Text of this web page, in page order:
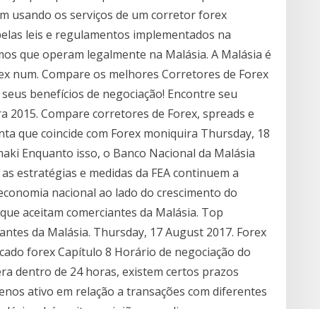
usando os serviços de um corretor forex
leis e regulamentos implementados na
que operam legalmente na Malásia. A Malásia é
num. Compare os melhores Corretores de Forex
benefícios de negociação! Encontre seu
Compare corretores de Forex, spreads e
que coincide com Forex moniquira Thursday, 18
Enquanto isso, o Banco Nacional da Malásia
estratégias e medidas da FEA continuem a
nacional ao lado do crescimento do
aceitam comerciantes da Malásia. Top
da Malásia. Thursday, 17 August 2017. Forex
forex Capítulo 8 Horário de negociação do
dentro de 24 horas, existem certos prazos
ativo em relação a transações com diferentes